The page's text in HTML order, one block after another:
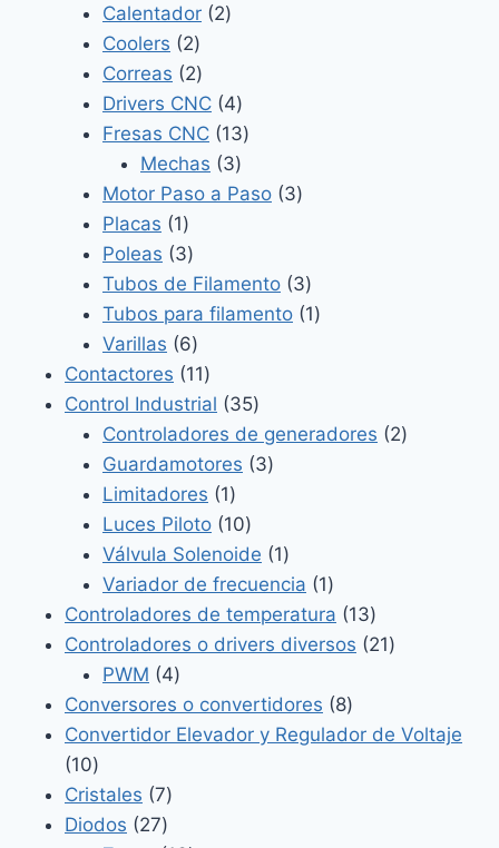
Calentador 22
Coolers 22
productos
Correas 22
productos
Drivers CNC 44
productos
Fresas CNC 1313
Mechas 33
productos
Motor Paso a Paso 33
Placas 11
producto
Poleas 33
productos
Tubos de Filamento 33
productos
Tubos para filamento 11
Varillas 66
productos
Contactores 1111
productos
Control Industrial 3535
productos
Controladores de generadores 22
Guardamotores 33
Limitadores 11
producto
Luces Piloto 1010
productos
Válvula Solenoide 11
producto
Variador de frecuencia 11
producto
Controladores de temperatura 1313
productos
Controladores o drivers diversos 2121
PWM 44
productos
Conversores o convertidores 88
productos
Convertidor Elevador y Regulador de Voltaje
1010
productos
Cristales 77
productos
Diodos 2727